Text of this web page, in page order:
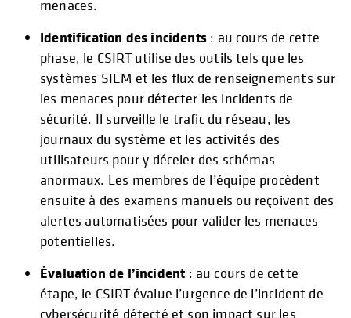
menaces.
Identification des incidents : au cours de cette
phase, le CSIRT utilise des outils tels que les
systèmes SIEM et les flux de renseignements sur
les menaces pour détecter les incidents de
sécurité. Il surveille le trafic du réseau, les
journaux du système et les activités des
utilisateurs pour y déceler des schémas
anormaux. Les membres de l’équipe procèdent
ensuite à des examens manuels ou reçoivent des
alertes automatisées pour valider les menaces
potentielles.
Évaluation de l’incident : au cours de cette
étape, le CSIRT évalue l’urgence de l’incident de
cybersécurité détecté et son impact sur les